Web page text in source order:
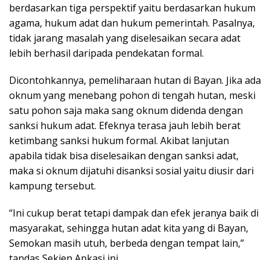
berdasarkan tiga perspektif yaitu berdasarkan hukum
agama, hukum adat dan hukum pemerintah. Pasalnya,
tidak jarang masalah yang diselesaikan secara adat
lebih berhasil daripada pendekatan formal.
Dicontohkannya, pemeliharaan hutan di Bayan. Jika ada
oknum yang menebang pohon di tengah hutan, meski
satu pohon saja maka sang oknum didenda dengan
sanksi hukum adat. Efeknya terasa jauh lebih berat
ketimbang sanksi hukum formal. Akibat lanjutan
apabila tidak bisa diselesaikan dengan sanksi adat,
maka si oknum dijatuhi disanksi sosial yaitu diusir dari
kampung tersebut.
“Ini cukup berat tetapi dampak dan efek jeranya baik di
masyarakat, sehingga hutan adat kita yang di Bayan,
Semokan masih utuh, berbeda dengan tempat lain,”